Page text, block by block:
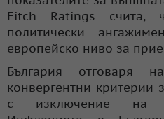
Fitch Ratings
политически
европейско ниво за
България отговаря
конвергентни критерии
с изключение на